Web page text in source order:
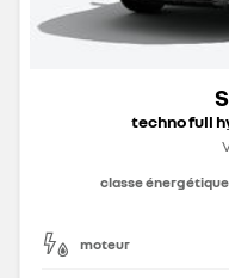
techno full
classe énergétique
moteur